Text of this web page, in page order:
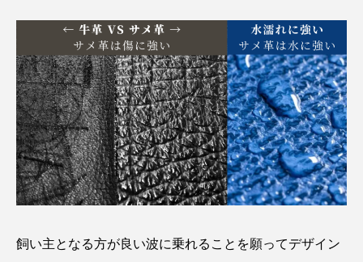
飼い主となる方が良い波に乗れることを願ってデザイン